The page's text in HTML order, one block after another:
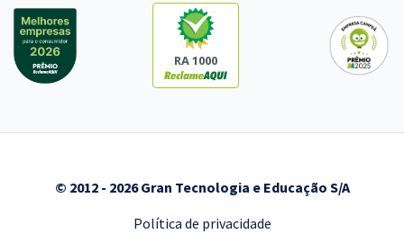
RA 1000
© 2012 - 2026 Gran Tecnologia e Educação S/A
Política de privacidade